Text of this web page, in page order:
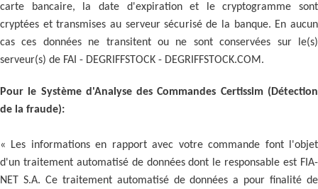
carte bancaire, la date d'expiration et le cryptogramme sont
cryptées et transmises au serveur sécurisé de la banque. En aucun
cas ces données ne transitent ou ne sont conservées sur le(s)
serveur(s) de FAI - DEGRIFFSTOCK - DEGRIFFSTOCK.COM.
Pour le Système d'Analyse des Commandes Certissim (Détection
de la fraude):
« Les informations en rapport avec votre commande font l'objet
d'un traitement automatisé de données dont le responsable est FIA-
NET S.A. Ce traitement automatisé de données a pour finalité de